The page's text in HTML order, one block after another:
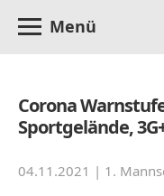
Menü
Corona
Sportgelände,
04.11.2021 | 1.